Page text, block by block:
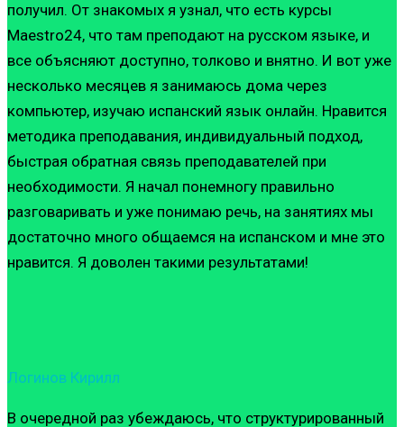
получил. От знакомых я узнал, что есть курсы
Maestro24, что там преподают на русском языке, и
все объясняют доступно, толково и внятно. И вот уже
несколько месяцев я занимаюсь дома через
компьютер, изучаю испанский язык онлайн. Нравится
методика преподавания, индивидуальный подход,
быстрая обратная связь преподавателей при
необходимости. Я начал понемногу правильно
разговаривать и уже понимаю речь, на занятиях мы
достаточно много общаемся на испанском и мне это
нравится. Я доволен такими результатами!
Логинов Кирилл
В очередной раз убеждаюсь, что структурированный